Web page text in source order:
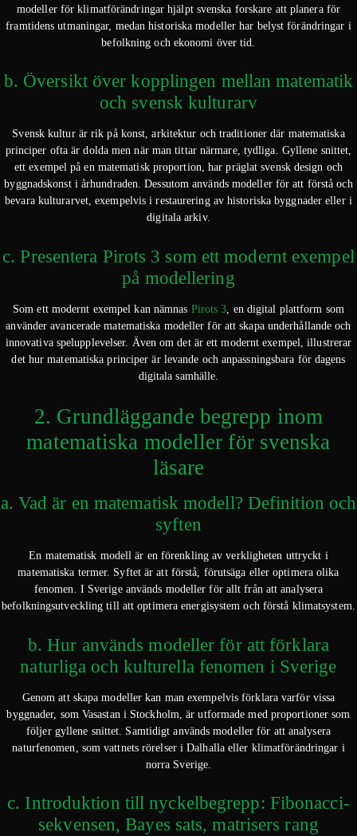
modeller för klimatförändringar hjälpt svenska forskare att planera för
framtidens utmaningar, medan historiska modeller har belyst förändringar i
befolkning och ekonomi över tid.
b. Översikt över kopplingen mellan matematik
och svensk kulturarv
Svensk kultur är rik på konst, arkitektur och traditioner där matematiska
principer ofta är dolda men när man tittar närmare, tydliga. Gyllene snittet,
ett exempel på en matematisk proportion, har präglat svensk design och
byggnadskonst i århundraden. Dessutom används modeller för att förstå och
bevara kulturarvet, exempelvis i restaurering av historiska byggnader eller i
digitala arkiv.
c. Presentera Pirots 3 som ett modernt exempel
på modellering
Som ett modernt exempel kan nämnas Pirots 3 , en digital plattform som
använder avancerade matematiska modeller för att skapa underhållande och
innovativa spelupplevelser. Även om det är ett modernt exempel, illustrerar
det hur matematiska principer är levande och anpassningsbara för dagens
digitala samhälle.
2. Grundläggande begrepp inom
matematiska modeller för svenska
läsare
a. Vad är en matematisk modell? Definition och
syften
En matematisk modell är en förenkling av verkligheten uttryckt i
matematiska termer. Syftet är att förstå, förutsäga eller optimera olika
fenomen. I Sverige används modeller för allt från att analysera
befolkningsutveckling till att optimera energisystem och förstå klimatsystem.
b. Hur används modeller för att förklara
naturliga och kulturella fenomen i Sverige
Genom att skapa modeller kan man exempelvis förklara varför vissa
byggnader, som Vasastan i Stockholm, är utformade med proportioner som
följer gyllene snittet. Samtidigt används modeller för att analysera
naturfenomen, som vattnets rörelser i Dalhalla eller klimatförändringar i
norra Sverige.
c. Introduktion till nyckelbegrepp: Fibonacci-
sekvensen, Bayes sats, matrisers rang